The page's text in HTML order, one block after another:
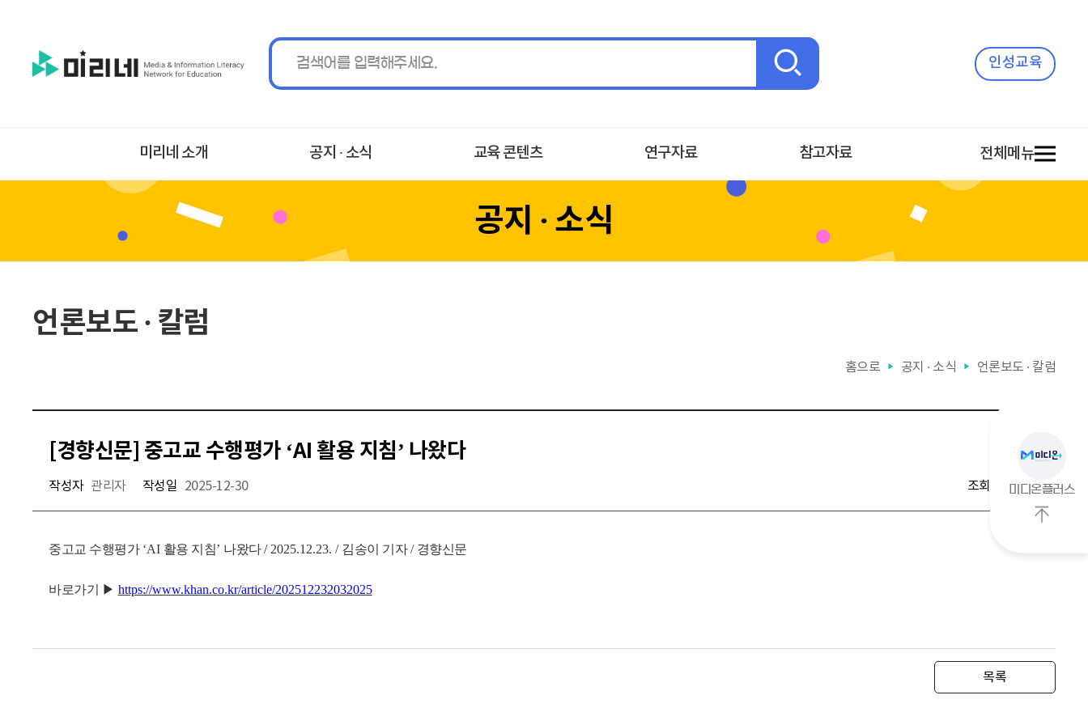
인성교육
미리네 소개 공지 ∙ 소식 교육 콘텐츠 연구자료 참고자료 전체메뉴
공지 ∙ 소식
언론보도 ∙ 칼럼
홈으로 ▶ 공지 ∙ 소식 ▶ 언론보도 ∙ 칼럼
[경향신문] 중고교 수행평가 ‘AI 활용 지침’ 나왔다
작성자 관리자 작성일 2025-12-30 조회수 1,257
중고교 수행평가 ‘AI 활용 지침’ 나왔다/ 2025.12.23. / 김송이 기자/ 경향신문
바로가기 ▶ https://www.khan.co.kr/article/202512232032025
목록
미디온플러스